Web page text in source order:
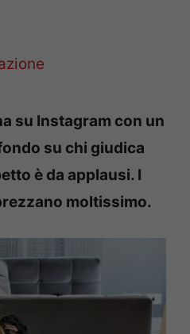
su Instagram con un
su chi giudica
è da applausi. I
moltissimo.